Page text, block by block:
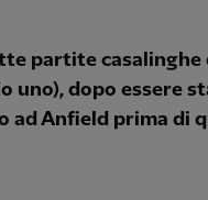
partite casalinghe
uno), dopo essere
Anfield prima di